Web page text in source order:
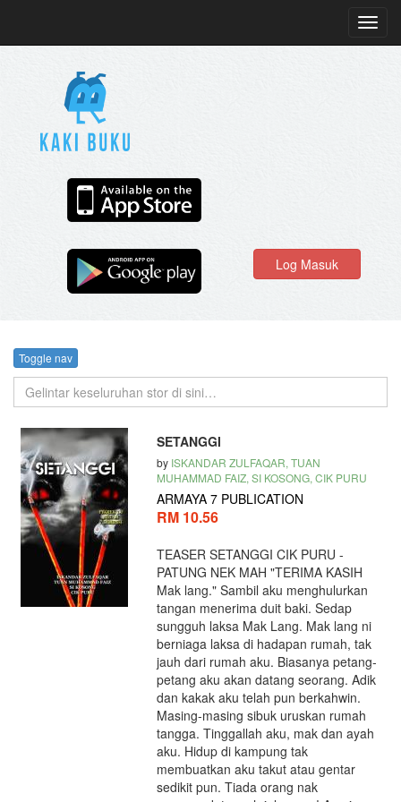
Log Masuk
Toggle nav
SETANGGI
by ISKANDAR ZULFAQAR, TUAN
MUHAMMAD FAIZ, SI KOSONG, CIK PURU
ARMAYA 7 PUBLICATION
RM 10.56
TEASER SETANGGI CIK PURU -
PATUNG NEK MAH "TERIMA KASIH
Mak lang." Sambil aku menghulurkan
tangan menerima duit baki. Sedap
sungguh laksa Mak Lang. Mak lang ni
berniaga laksa di hadapan rumah, tak
jauh dari rumah aku. Biasanya petang-
petang aku akan datang seorang. Adik
dan kakak aku telah pun berkahwin.
Masing-masing sibuk uruskan rumah
tangga. Tinggallah aku, mak dan ayah
aku. Hidup di kampung tak
membuatkan aku takut atau gentar
sedikit pun. Tiada orang nak